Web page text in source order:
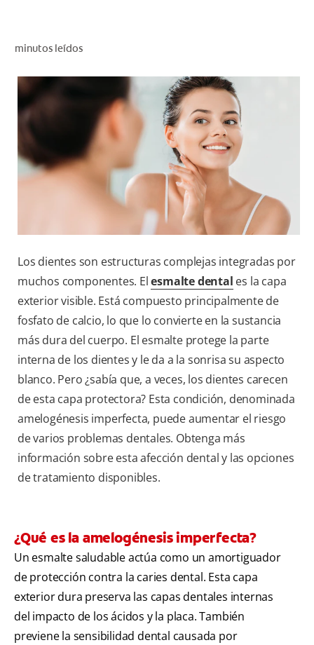
PROMOCIONES
SUSCRÍBASE
minutos leídos
Los dientes son estructuras complejas integradas por
muchos componentes. Elesmalte dental es la capa
exterior visible. Está compuesto principalmente de
fosfato de calcio, lo que lo convierte en la sustancia
más dura del cuerpo. El esmalte protege la parte
interna de los dientes y le da a la sonrisa su aspecto
blanco. Pero ¿sabía que, a veces, los dientes carecen
de esta capa protectora? Esta condición, denominada
amelogénesis imperfecta, puede aumentar el riesgo
de varios problemas dentales. Obtenga más
información sobre esta afección dental y las opciones
de tratamiento disponibles.
¿Qué es la amelogénesis imperfecta?
Un esmalte saludable actúa como un amortiguador
de protección contra la caries dental. Esta capa
exterior dura preserva las capas dentales internas
del impacto de los ácidos y la placa. También
previene la sensibilidad dental causada por